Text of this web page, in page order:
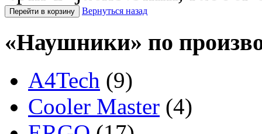
Вернуться назад
«Наушники» по
A4Tech (9)
Cooler Master (4)